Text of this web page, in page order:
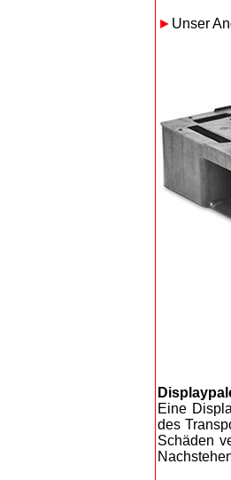
► Unser
Eine
des
Schäden